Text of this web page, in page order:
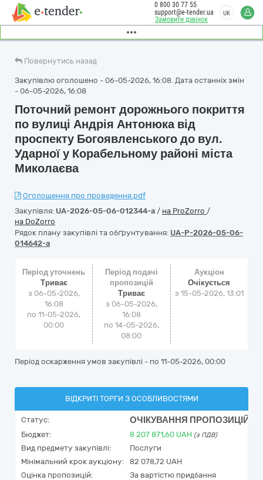
Замовити дзвінок
0 800 30 77 55
support@e-tender.ua
UK
Повернутись назад
Закупівлю оголошено - 06-05-2026, 16:08. Дата останніх змін
- 06-05-2026, 16:08
Поточний ремонт дорожнього покриття
по вулиці Андрія Антонюка від
проспекту Богоявленського до вул.
Ударної у Корабельному районі міста
Миколаєва
Оголошення про проведення.pdf
Закупівля: UA-2026-05-06-012344-a / на ProZorro /
на DoZorro
Рядок плану закупівлі та обґрунтування: UA-P-2026-05-06-
014642-a
Період уточнень
Триває
з 06-05-2026,
16:08
по 11-05-2026,
00:00
Період подачі
пропозицій
Триває
з 06-05-2026,
16:08
по 14-05-2026,
08:00
Аукціон
Очікується
з 15-05-2026, 13:01
Період оскарження умов закупівлі - по 11-05-2026, 00:00
ВІДКРИТІ ТОРГИ З ОСОБЛИВОСТЯМИ
Статус: ОЧІКУВАННЯ ПРОПОЗИЦІЙ
Бюджет: 8 207 871,60 UAH (з ПДВ)
Вид предмету закупівлі:
Послуги
Мінімальний крок аукціону:
82 078,72 UAH
Оцінка пропозицій:
За вартістю придбання